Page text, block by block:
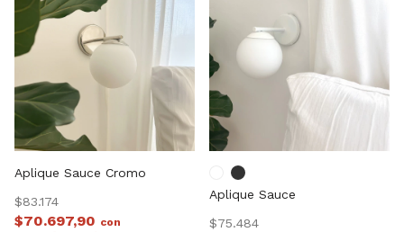
Aplique Sauce Cromo
$83.174
$70.697,90 con
Aplique Sauce
$75.484